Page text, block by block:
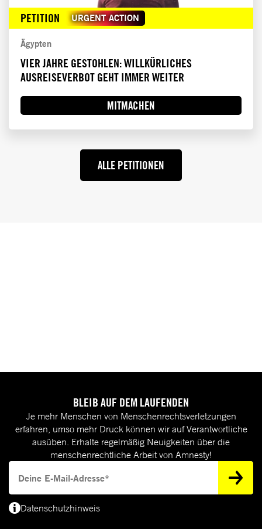
PETITION URGENT ACTION
Ägypten
VIER JAHRE GESTOHLEN: WILLKÜRLICHES
AUSREISEVERBOT GEHT IMMER WEITER
MITMACHEN
ALLE PETITIONEN
BLEIB AUF DEM LAUFENDEN
Je mehr Menschen von Menschenrechtsverletzungen
erfahren, umso mehr Druck können wir auf Verantwortliche
ausüben. Erhalte regelmäßig Neuigkeiten über die
menschenrechtliche Arbeit von Amnesty!
Datenschutzhinweis